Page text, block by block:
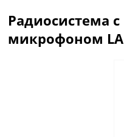
Радиосистема
микрофоном